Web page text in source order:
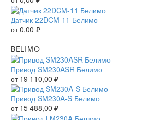
Датчик 22DCM-11 Белимо
от0,00 ₽
BELIMO
Привод SM230ASR Белимо
от 19 110,00 ₽
Привод SM230A-S Белимо
от 15 488,00 ₽